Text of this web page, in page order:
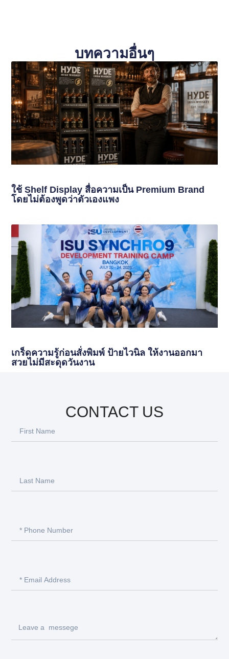
บทความอื่นๆ
ใช้ Shelf Display สื่อความเป็น Premium Brand
โดยไม่ต้องพูดว่าตัวเองแพง
เกร็ดความรู้ก่อนสั่งพิมพ์ ป้ายไวนิล ให้งานออกมา
สวยไม่มีสะดุดวันงาน
CONTACT US